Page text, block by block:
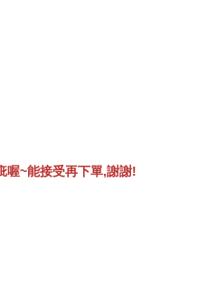
喔~能接受再下單,謝謝!